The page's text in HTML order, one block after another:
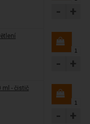
- +
- +
ml - čistič
- +